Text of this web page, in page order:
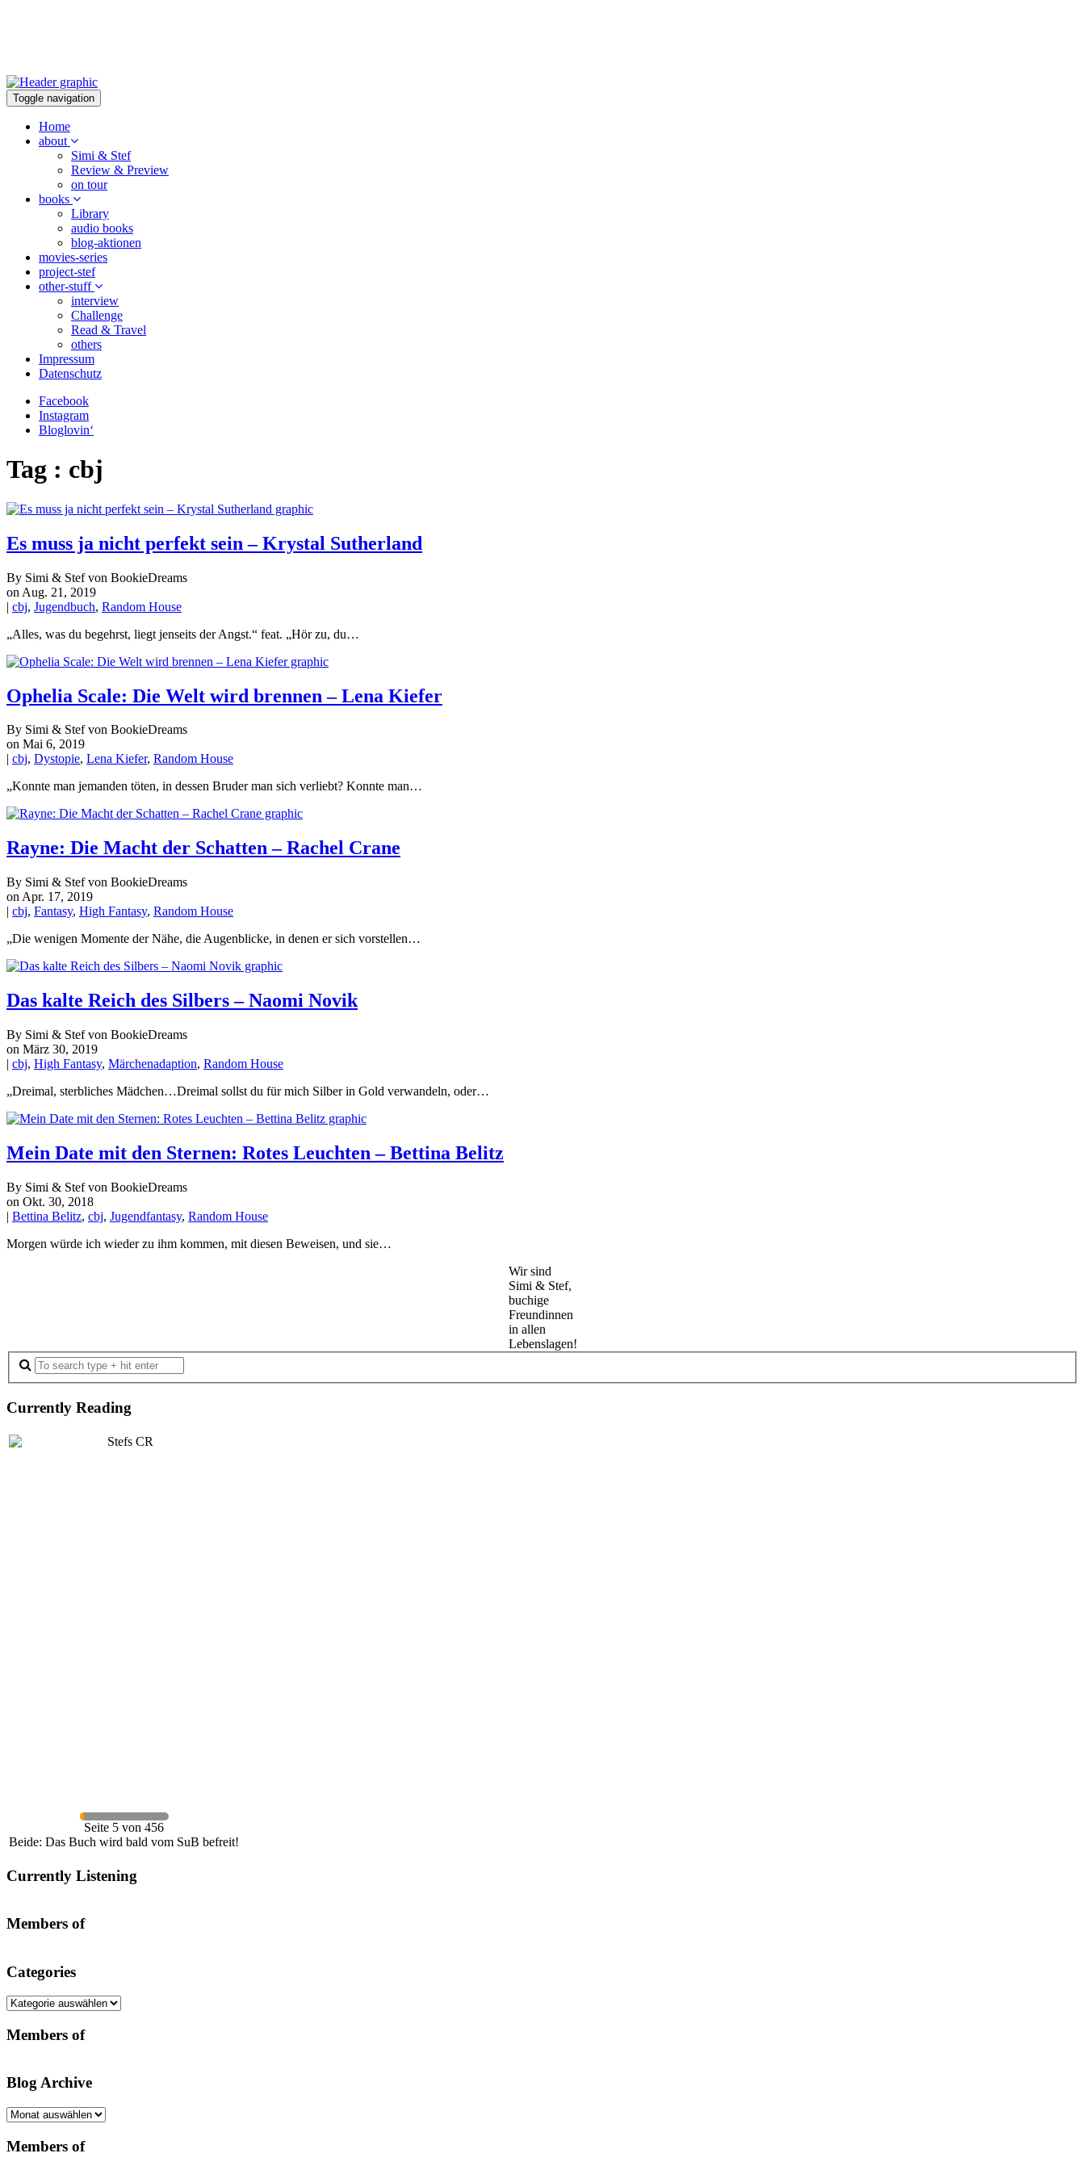
Toggle navigation
Home
about
Simi & Stef
Review & Preview
on tour
books
Library
audio books
blog-aktionen
movies-series
project-stef
other-stuff
interview
Challenge
Read & Travel
others
Impressum
Datenschutz
Facebook
Instagram
Bloglovin‘
Tag : cbj
Es muss ja nicht perfekt sein – Krystal Sutherland
By Simi & Stef von BookieDreams
on Aug. 21, 2019
| cbj, Jugendbuch, Random House
„Alles, was du begehrst, liegt jenseits der Angst.“ feat. „Hör zu, du…
Ophelia Scale: Die Welt wird brennen – Lena Kiefer
By Simi & Stef von BookieDreams
on Mai 6, 2019
cbj, Dystopie, Lena Kiefer, Random House
„Konnte man jemanden töten, in dessen Bruder man sich verliebt? Konnte man…
Rayne: Die Macht der Schatten – Rachel Crane
By Simi & Stef von BookieDreams
on Apr. 17, 2019
| cbj, Fantasy, High Fantasy, Random House
„Die wenigen Momente der Nähe, die Augenblicke, in denen er sich vorstellen…
Das kalte Reich des Silbers – Naomi Novik
By Simi & Stef von BookieDreams
on März 30, 2019
| cbj, High Fantasy, Märchenadaption, Random House
„Dreimal, sterbliches Mädchen…Dreimal sollst du für mich Silber in Gold verwandeln, oder…
Mein Date mit den Sternen: Rotes Leuchten – Bettina Belitz
By Simi & Stef von BookieDreams
on Okt. 30, 2018
| Bettina Belitz, cbj, Jugendfantasy, Random House
Morgen würde ich wieder zu ihm kommen, mit diesen Beweisen, und sie…
Wir sind
Simi & Stef,
buchige
Freundinnen
in allen
Lebenslagen!
Currently Reading
Seite 5 von 456
Beide: Das Buch wird bald vom SuB befreit!
Currently Listening
Members of
Categories
Categories
Members of
Blog Archive
Blog
Members of